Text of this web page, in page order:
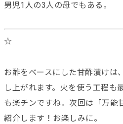
男児1人の3人の母でもある。
☆
お酢をベースにした甘酢漬けは
し上がれます。火を使う工程も
も楽チンですね。次回は「万能
紹介します！お楽しみに。